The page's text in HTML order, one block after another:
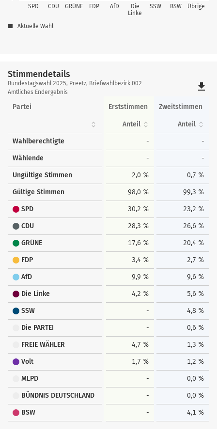
SPD CDU GRÜNE FDP AfD
Die
Linke
SSW BSW Übrige
Aktuelle Wahl
Stimmendetails
Stimmendetails
Bundestagswahl 2025, Preetz, Briefwahlbezirk 002
Amtliches Endergebnis
file_download
Partei Erststimmen Zweitstimmen
Anteil Anteil
Wahlberechtigte - -
Wählende - -
Ungültige Stimmen 2,0 % 0,7 %
Gültige Stimmen 98,0 % 99,3 %
SPD 30,2 % 23,2 %
CDU 28,3 % 26,6 %
GRÜNE 17,6 % 20,4 %
FDP 3,4 % 2,7 %
AfD 9,9 % 9,6 %
Die Linke 4,2 % 5,6 %
SSW - 4,8 %
Die PARTEI - 0,6 %
FREIE WÄHLER 4,7 % 1,3 %
Volt 1,7 % 1,2 %
MLPD - 0,0 %
BÜNDNIS DEUTSCHLAND - 0,0 %
BSW - 4,1 %